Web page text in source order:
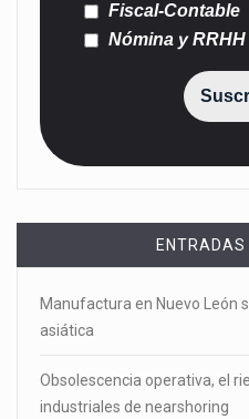
Fiscal-Contable
Nómina y RRHH
ENTRADAS
Manufactura en Nuevo León
asiática
Obsolescencia operativa, el
industriales de nearshoring